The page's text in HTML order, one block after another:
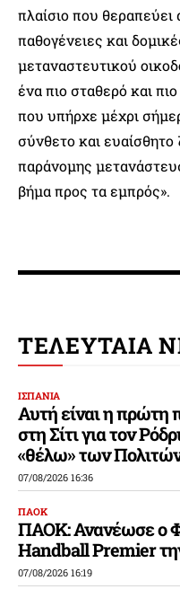
πλαίσιο που θεραπεύει
παθογένειες και
μεταναστευτικού
ένα πιο σταθερό και
που υπήρχε μέχρι
σύνθετο και ευαίσθητο
παράνομης
βήμα προς τα εμπρός».
ΤΕΛΕΥΤΑΙΑ
ΙΣΠΑΝΙΑ
Αυτή είναι η πρώτη
στη Σίτι για τον
«θέλω» των
07/08/2026 16:36
ΠΑΟΚ
ΠΑΟΚ: Ανανέωσε ο
Handball Premier
07/08/2026 16:19